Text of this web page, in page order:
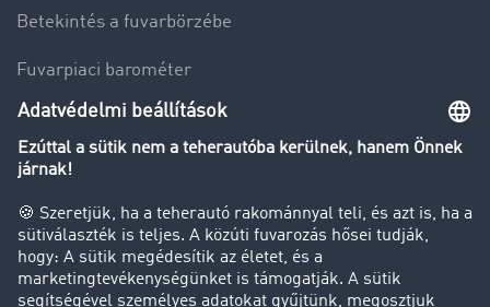
Betekintés a fuvarbörzébe
Fuvarpiaci barométer
Transzportlexikon
Tehergépkocsi-forgalomkorlátozás
Cég
Sikertörténetek